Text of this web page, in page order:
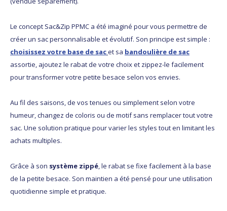
Le concept Sac&Zip PPMC a été imaginé pour vous permettre de
créer un sac personnalisable et évolutif. Son principe est simple :
choisissez votre base de sacet sa bandoulière de sac
assortie, ajoutez le rabat de votre choix et zippez-le facilement
pour transformer votre petite besace selon vos envies.
Au fil des saisons, de vos tenues ou simplement selon votre
humeur, changez de coloris ou de motif sans remplacer tout votre
sac. Une solution pratique pour varier les styles tout en limitant les
achats multiples.
Grâce à son système zippé, le rabat se fixe facilement à la base
de la petite besace. Son maintien a été pensé pour une utilisation
quotidienne simple et pratique.